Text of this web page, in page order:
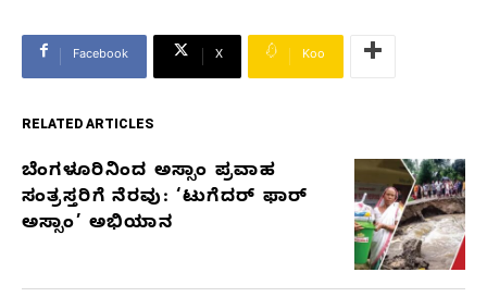
Facebook X Koo
RELATED ARTICLES
RELATED
ARTICLES
ಬೆಂಗಳೂರಿನಿಂದ ಅಸ್ಸಾಂ ಪ್ರವಾಹ
ಸಂತ್ರಸ್ತರಿಗೆ ನೆರವು: ‘ಟುಗೆದರ್ ಫಾರ್
ಅಸ್ಸಾಂ’ ಅಭಿಯಾನ